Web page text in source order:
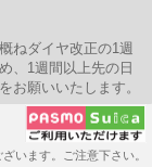
ねダイヤ改正の1週
、1週間以上先の日
お願いいたします。
います。ご注意下さい。